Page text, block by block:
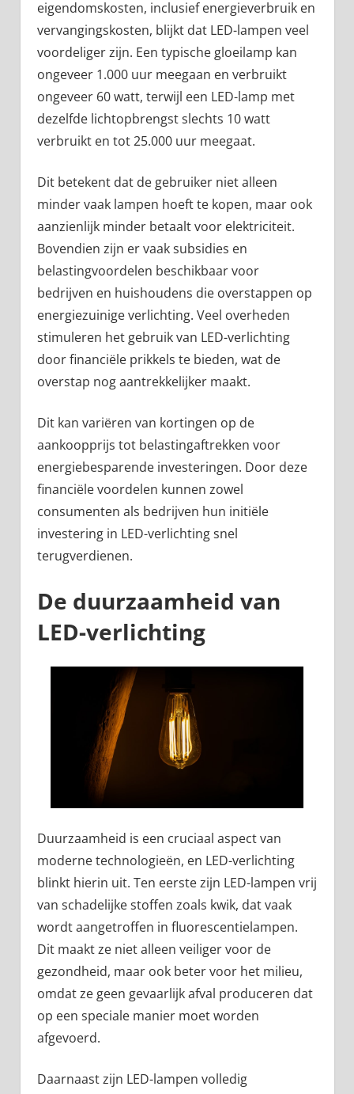
eigendomskosten, inclusief energieverbruik en
vervangingskosten, blijkt dat LED-lampen veel
voordeliger zijn. Een typische gloeilamp kan
ongeveer 1.000 uur meegaan en verbruikt
ongeveer 60 watt, terwijl een LED-lamp met
dezelfde lichtopbrengst slechts 10 watt
verbruikt en tot 25.000 uur meegaat.
Dit betekent dat de gebruiker niet alleen
minder vaak lampen hoeft te kopen, maar ook
aanzienlijk minder betaalt voor elektriciteit.
Bovendien zijn er vaak subsidies en
belastingvoordelen beschikbaar voor
bedrijven en huishoudens die overstappen op
energiezuinige verlichting. Veel overheden
stimuleren het gebruik van LED-verlichting
door financiële prikkels te bieden, wat de
overstap nog aantrekkelijker maakt.
Dit kan variëren van kortingen op de
aankoopprijs tot belastingaftrekken voor
energiebesparende investeringen. Door deze
financiële voordelen kunnen zowel
consumenten als bedrijven hun initiële
investering in LED-verlichting snel
terugverdienen.
De duurzaamheid van
LED-verlichting
Duurzaamheid is een cruciaal aspect van
moderne technologieën, en LED-verlichting
blinkt hierin uit. Ten eerste zijn LED-lampen vrij
van schadelijke stoffen zoals kwik, dat vaak
wordt aangetroffen in fluorescentielampen.
Dit maakt ze niet alleen veiliger voor de
gezondheid, maar ook beter voor het milieu,
omdat ze geen gevaarlijk afval produceren dat
op een speciale manier moet worden
afgevoerd.
Daarnaast zijn LED-lampen volledig